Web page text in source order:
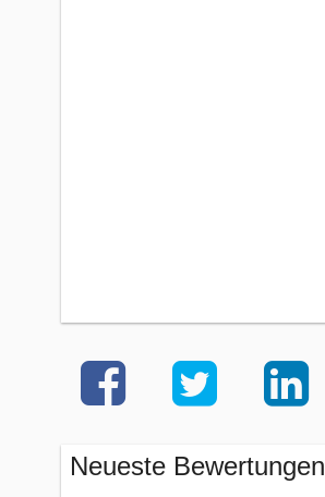
Neueste Bewertungen